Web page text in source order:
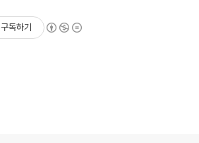
구독하기